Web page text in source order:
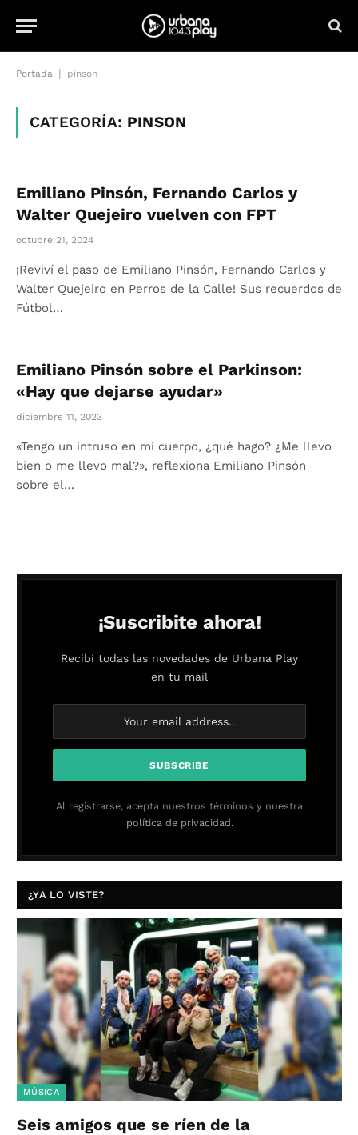
Portada pinson
CATEGORÍA: PINSON
Emiliano Pinsón, Fernando Carlos y
Walter Quejeiro vuelven con FPT
octubre 21, 2024
¡Reviví el paso de Emiliano Pinsón, Fernando Carlos y
Walter Quejeiro en Perros de la Calle! Sus recuerdos de
Fútbol…
Emiliano Pinsón sobre el Parkinson:
«Hay que dejarse ayudar»
diciembre 11, 2023
«Tengo un intruso en mi cuerpo, ¿qué hago? ¿Me llevo
bien o me llevo mal?», reflexiona Emiliano Pinsón
sobre el…
¡Suscribite ahora!
Recibí todas las novedades de Urbana Play
en tu mail
Al registrarse, acepta nuestros términos y nuestra
política de privacidad.
¿YA LO VISTE?
MÚSICA
Seis amigos que se ríen de la